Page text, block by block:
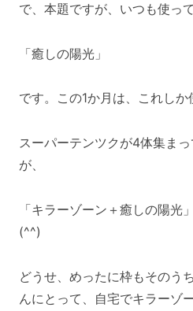
で、本題ですが、いつも使っ
「癒しの陽光」
です。この1か月は、これしか
スーパーテンツクが4体集ま
が、
「キラーゾーン＋癒しの陽光
(^^)
どうせ、めったに枠もそのう
んにとって、自宅でキラーゾ